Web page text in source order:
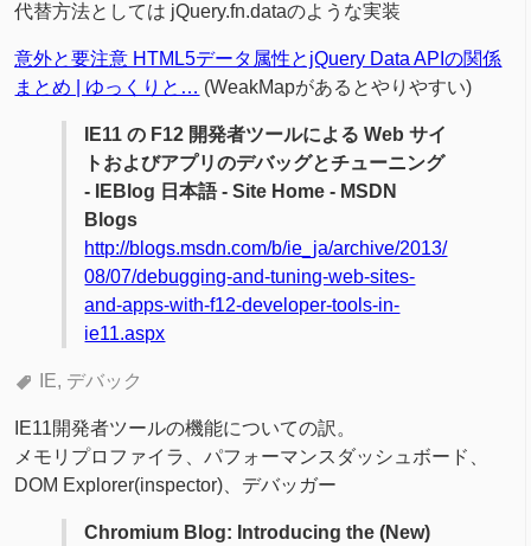
代替方法としては jQuery.fn.dataのような実装
意外と要注意 HTML5データ属性とjQuery Data APIの関係
まとめ | ゆっくりと… (WeakMapがあるとやりやすい)
IE11 の F12 開発者ツールによる Web サイ
トおよびアプリのデバッグとチューニング
- IEBlog 日本語 - Site Home - MSDN
Blogs
http://blogs.msdn.com/b/ie_ja/archive/2013/
08/07/debugging-and-tuning-web-sites-
and-apps-with-f12-developer-tools-in-
ie11.aspx
IE デバック
IE11開発者ツールの機能についての訳。
メモリプロファイラ、パフォーマンスダッシュボード、
DOM Explorer(inspector)、デバッガー
Chromium Blog: Introducing the (New)